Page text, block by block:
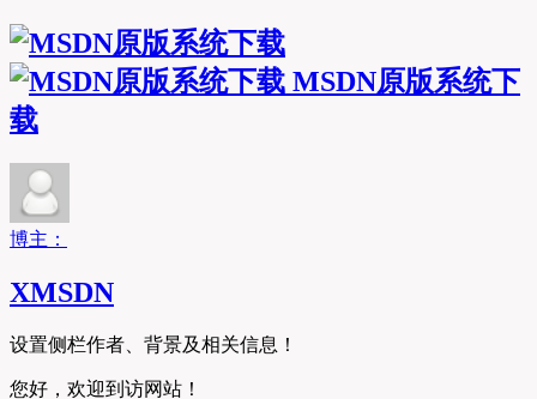
MSDN原版系统下
载
博主：
XMSDN
设置侧栏作者、背景及相关信息！
您好，欢迎到访网站！